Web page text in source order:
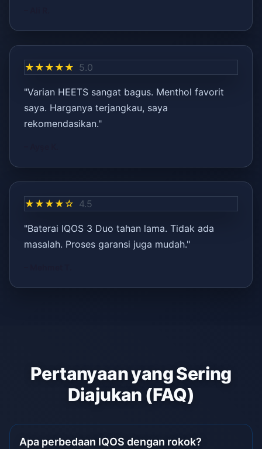
★★★★★ 5.0
"Varian HEETS sangat bagus. Menthol favorit
saya. Harganya terjangkau, saya
rekomendasikan."
★★★★☆ 4.5
"Baterai IQOS 3 Duo tahan lama. Tidak ada
masalah. Proses garansi juga mudah."
Pertanyaan yang Sering
Diajukan (FAQ)
Apa perbedaan IQOS dengan rokok?